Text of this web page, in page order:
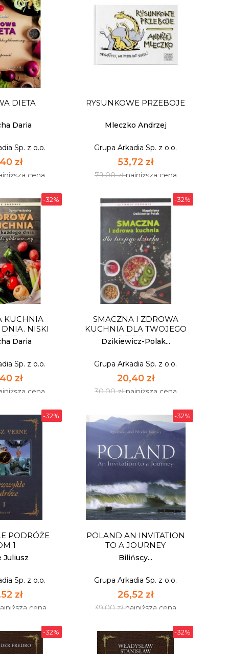
ORWELL
cena 329,00 złnajniższa cena
NIEDOSTĘPNY
DIETA
Daria
Sp. z o.o.
zł
cena
DIETA
zł
cena
RYSUNKOWE PRZEBOJE
Mleczko Andrzej
Grupa Arkadia Sp. z o.o.
53,72 zł
79,00 złnajniższa cena
RYSUNKOWE PRZEBOJE
53,72 zł
79,00 złnajniższa cena
NIEDOSTĘPNY
-32%
KUCHNIA
NISKI
Daria
Sp. z o.o.
zł
cena
KUCHNIA
DNIA. NISKI
Sp. z o.o.
zł
cena
-32%
SMACZNA I ZDROWA
KUCHNIA DLA TWOJEGO
DZIECKA
Dzikiewicz-Polak...
Grupa Arkadia Sp. z o.o.
20,40 zł
30,00 złnajniższa cena
SMACZNA I ZDROWA
KUCHNIA DLA TWOJEGO
20,40 zł
30,00 złnajniższa cena
NIEDOSTĘPNY
-32%
PODRÓŻE
1
Juliusz
Sp. z o.o.
zł
cena
-32%
POLAND AN INVITATION
TO A JOURNEY
Bilińscy...
Grupa Arkadia Sp. z o.o.
26,52 zł
39,00 złnajniższa cena
-32% -32%